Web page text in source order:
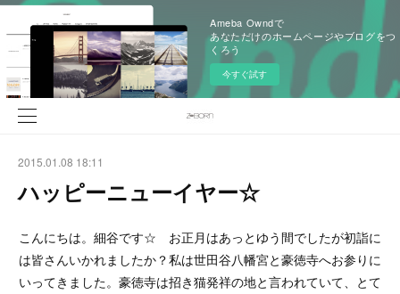
Ameba Owndで
あなただけのホームページやブログをつ
くろう
今すぐ試す
2015.01.08 18:11
ハッピーニューイヤー☆
こんにちは。細谷です☆ お正月はあっとゆう間でしたが初詣に
は皆さんいかれましたか？私は世田谷八幡宮と豪徳寺へお参りに
いってきました。豪徳寺は招き猫発祥の地と言われていて、とて